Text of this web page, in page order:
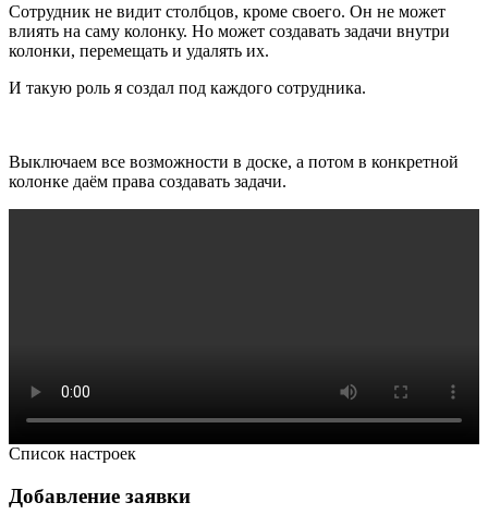
Сотрудник не видит столбцов, кроме своего. Он не может
влиять на саму колонку. Но может создавать задачи внутри
колонки, перемещать и удалять их.
И такую роль я создал под каждого сотрудника.
Выключаем все возможности в доске, а потом в конкретной
колонке даём права создавать задачи.
Список настроек
Добавление заявки